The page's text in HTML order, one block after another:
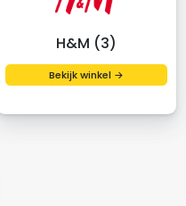
H&M (3)
Bekijk winkel →